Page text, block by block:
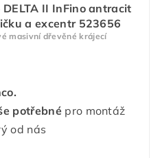
II InFino antracit
a excentr 523656
masivní dřevěné krájecí
potřebnépro montáž
od nás